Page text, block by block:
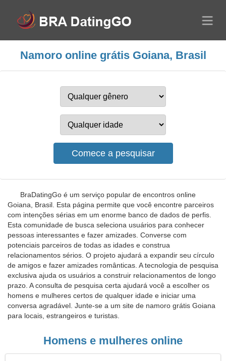
Namoro online grátis Goiana, Brasil
BraDatingGo é um serviço popular de encontros online
Goiana, Brasil. Esta página permite que você encontre parceiros
com intenções sérias em um enorme banco de dados de perfis.
Esta comunidade de busca seleciona usuários para conhecer
pessoas interessantes e fazer amizades. Converse com
potenciais parceiros de todas as idades e construa
relacionamentos sérios. O projeto ajudará a expandir seu círculo
de amigos e fazer amizades românticas. A tecnologia de pesquisa
exclusiva ajuda os usuários a construir relacionamentos de longo
prazo. A consulta de pesquisa certa ajudará você a escolher os
homens e mulheres certos de qualquer idade e iniciar uma
conversa agradável. Junte-se a um site de namoro grátis Goiana
para locais, estrangeiros e turistas.
Homens e mulheres online